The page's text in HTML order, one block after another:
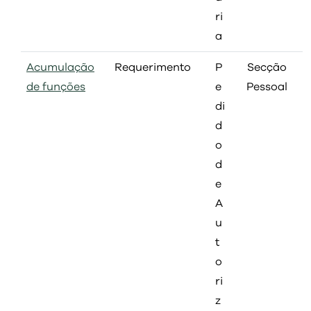
ri
a
Acumulação
de funções
Requerimento
P
e
di
d
o
d
e
A
u
t
o
ri
z
Secção
Pessoal